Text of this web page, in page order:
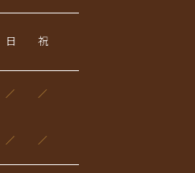
日 祝
／ ／
／ ／